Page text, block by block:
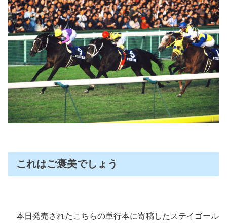
これはご褒美でしょう
本日発売されたこちらの単行本に寄稿したステイゴール